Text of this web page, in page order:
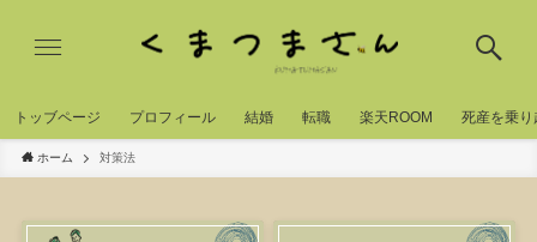
トッブページ プロフィール 結婚 転職 楽天ROOM 死産を乗り
ホーム 対策法